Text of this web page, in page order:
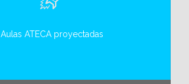
Aulas ATECA proyectadas